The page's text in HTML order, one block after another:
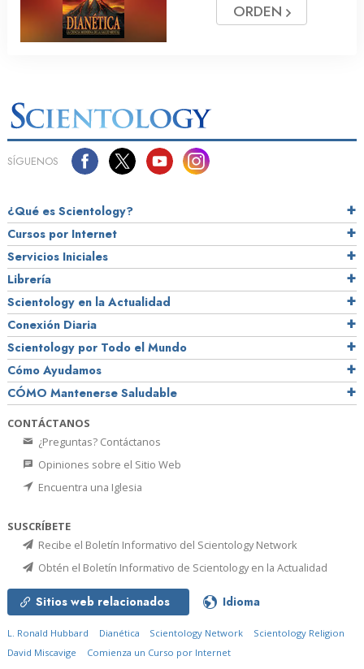
ORDEN
SÍGUENOS
¿Qué es Scientology?
Cursos por Internet
Servicios Iniciales
Librería
Scientology en la Actualidad
Conexión Diaria
Scientology por Todo el Mundo
Cómo Ayudamos
CÓMO Mantenerse Saludable
CONTÁCTANOS
¿Preguntas? Contáctanos
Opiniones sobre el Sitio Web
Encuentra una Iglesia
SUSCRÍBETE
Recibe el Boletín Informativo del Scientology Network
Obtén el Boletín Informativo de Scientology en la Actualidad
Sitios web relacionados Idioma
L. Ronald Hubbard Dianética Scientology Network
Scientology Religion
David Miscavige
Comienza un Curso por Internet